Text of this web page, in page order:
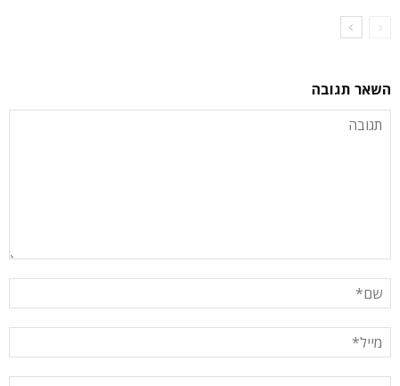
השאר תגובה